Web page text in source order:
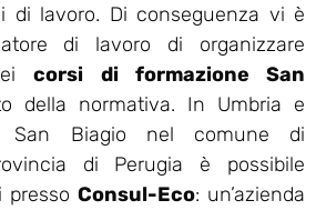
di lavoro. Di conseguenza vi è
di lavoro di organizzare
corsi di formazione San
della normativa. In Umbria e
San Biagio nel comune di
di Perugia è possibile
presso Consul-Eco: un’azienda